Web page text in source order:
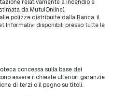
relativamente a incendio e
da MutuiOnline).
polizze distribuite dalla Banca, il
Informativi disponibili presso tutte le
concessa sulla base dei
essere richieste ulteriori garanzie
di terzi o il pegno su titoli.